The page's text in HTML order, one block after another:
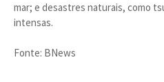
mar; e desastres naturais, como
intensas.
Fonte: BNews